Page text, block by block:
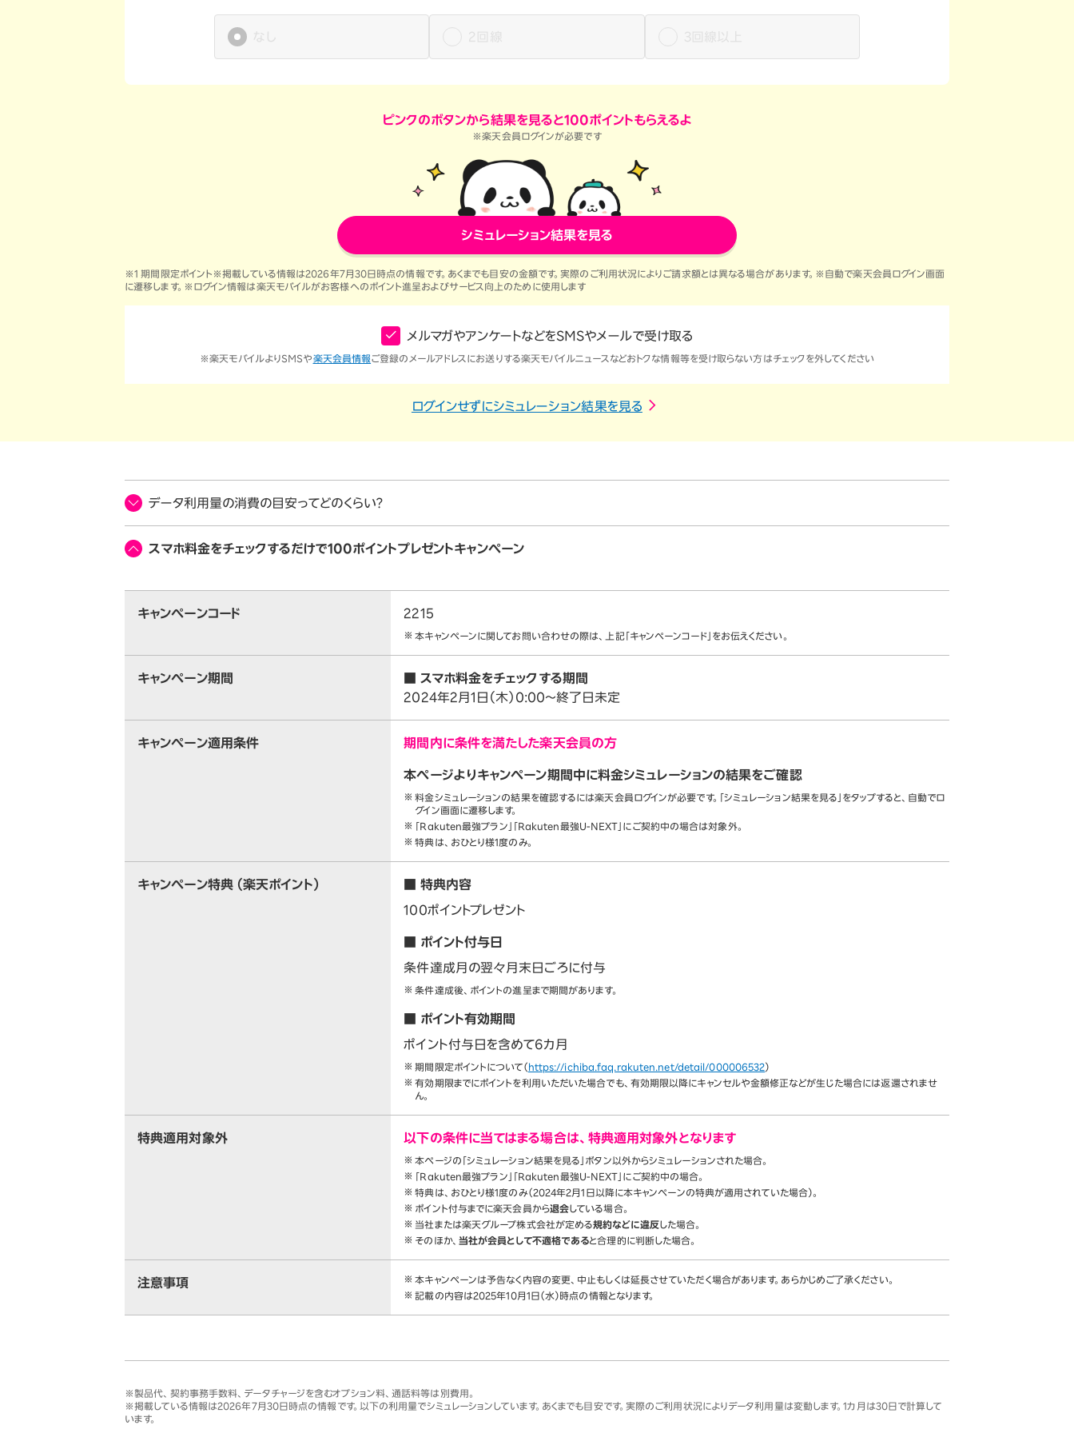
ピンクのボタンから結果を見ると100ポイントもらえるよ
※楽天会員ログインが必要です
シミュレーション結果を見る
※1 期間限定ポイント ※掲載している情報は2026年7月30日 時点の情報です。あくまでも目安の金額です。実際のご利用状況によりご請求額とは異なる場合があります。※自動で楽天会員ログイン画面
に遷移します。※ログイン情報は楽天モバイルがお客様へのポイント進呈およびサービス向上のために使用します
メルマガやアンケートなどをSMSやメールで受け取る
※楽天モバイルよりSMSや楽天会員情報ご登録のメールアドレスにお送りする楽天モバイルニュースなどおトクな情報等を受け取らない方はチェックを外してください
ログインせずにシミュレーション結果を見る
データ利用量の消費の目安ってどのくらい？
スマホ料金をチェックするだけで100ポイントプレゼントキャンペーン
キャンペーンコード 2215
本キャンペーンに関してお問い合わせの際は、上記「キャンペーンコード」をお伝えください。
キャンペーン期間
■ スマホ料金をチェックする期間
2024年2月1日（木）0:00～終了日未定
キャンペーン適用条件 期間内に条件を満たした楽天会員の方
本ページよりキャンペーン期間中に料金シミュレーションの結果をご確認
料金シミュレーションの結果を確認するには楽天会員ログインが必要です。「シミュレーション結果を見る」をタップすると、自動でロ
グイン画面に遷移します。
「Rakuten最強プラン」「Rakuten最強U-NEXT」にご契約中の場合は対象外。
特典は、おひとり様1度のみ。
キャンペーン特典 （楽天ポイント）
■ 特典内容
100ポイントプレゼント
■ ポイント付与日
条件達成月の翌々月末日ごろに付与
条件達成後、ポイントの進呈まで期間があります。
■ ポイント有効期間
ポイント付与日を含めて6カ月
期間限定ポイントについて（ https://ichiba.faq.rakuten.net/detail/000006532）
有効期限までにポイントを利用いただいた場合でも、有効期限以降にキャンセルや金額修正などが生じた場合には返還されませ
ん。
特典適用対象外 以下の条件に当てはまる場合は、特典適用対象外となります
本ページの「シミュレーション結果を見る」ボタン以外からシミュレーションされた場合。
「Rakuten最強プラン」「Rakuten最強U-NEXT」にご契約中の場合。
特典は、おひとり様1度のみ（2024年2月1日以降に本キャンペーンの特典が適用されていた場合）。
ポイント付与までに楽天会員から退会している場合。
当社または楽天グループ株式会社が定める規約などに違反した場合。
そのほか、 当社が会員として不適格であると合理的に判断した場合。
注意事項
本キャンペーンは予告なく内容の変更、中止もしくは延長させていただく場合があります。あらかじめご了承ください。
記載の内容は2025年10月1日（水）時点の情報となります。
※製品代、契約事務手数料、データチャージを含むオプション料、通話料等は別費用。
※掲載している情報は2026年7月30日 時点の情報です。以下の利用量でシミュレーションしています。あくまでも目安です。実際のご利用状況によりデータ利用量は変動します。1カ月は30日で計算して
います。